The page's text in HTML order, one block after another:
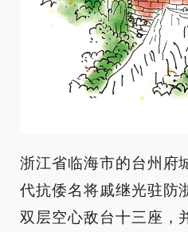
浙江省临海市的台州府
代抗倭名将戚继光驻防
双层空心敌台十三座，